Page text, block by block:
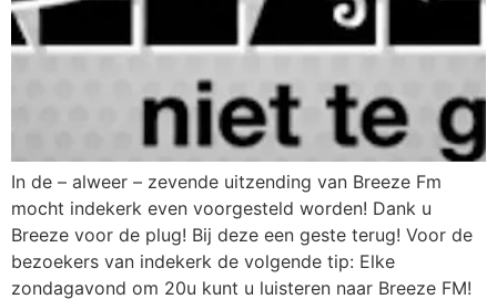
In de – alweer – zevende uitzending van Breeze Fm
mocht indekerk even voorgesteld worden! Dank u
Breeze voor de plug! Bij deze een geste terug! Voor de
bezoekers van indekerk de volgende tip: Elke
zondagavond om 20u kunt u luisteren naar Breeze FM!